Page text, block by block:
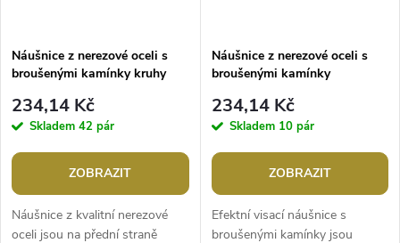
Náušnice z nerezové oceli s
broušenými kamínky kruhy
234,14 Kč
Skladem 42 pár
ZOBRAZIT
Náušnice z kvalitní nerezové
oceli jsou na přední straně
Náušnice z nerezové oceli s
broušenými kamínky
234,14 Kč
Skladem 10 pár
ZOBRAZIT
Efektní visací náušnice s
broušenými kamínky jsou